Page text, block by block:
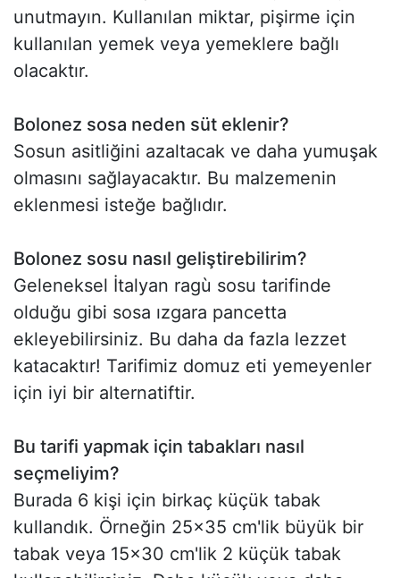
unutmayın. Kullanılan miktar, pişirme için
kullanılan yemek veya yemeklere bağlı
olacaktır.
Bolonez sosa neden süt eklenir?
Sosun asitliğini azaltacak ve daha yumuşak
olmasını sağlayacaktır. Bu malzemenin
eklenmesi isteğe bağlıdır.
Bolonez sosu nasıl geliştirebilirim?
Geleneksel İtalyan ragù sosu tarifinde
olduğu gibi sosa ızgara pancetta
ekleyebilirsiniz. Bu daha da fazla lezzet
katacaktır! Tarifimiz domuz eti yemeyenler
için iyi bir alternatiftir.
Bu tarifi yapmak için tabakları nasıl
seçmeliyim?
Burada 6 kişi için birkaç küçük tabak
kullandık. Örneğin 25x35 cm'lik büyük bir
tabak veya 15x30 cm'lik 2 küçük tabak